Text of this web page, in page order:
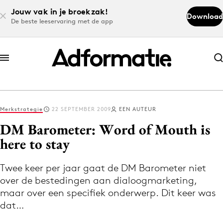
Jouw vak in je broekzak!
De beste leeservaring met de app
Download
Abonneer nu
Abonneer nu
Log in
Volg het laatste nieuws via de Adformatie
Nieuws app
Merkstrategie 22 SEPTEMBER 2009 EEN AUTEUR
DM Barometer: Word of Mouth is
here to stay
Twee keer per jaar gaat de DM Barometer niet
over de bestedingen aan dialoogmarketing,
maar over een specifiek onderwerp. Dit keer was
dat…